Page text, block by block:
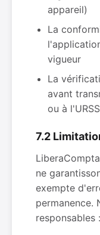
appareil)
La
vigueur
La
avant
ou à
7.2
ne
exempte
permanence.
responsables :